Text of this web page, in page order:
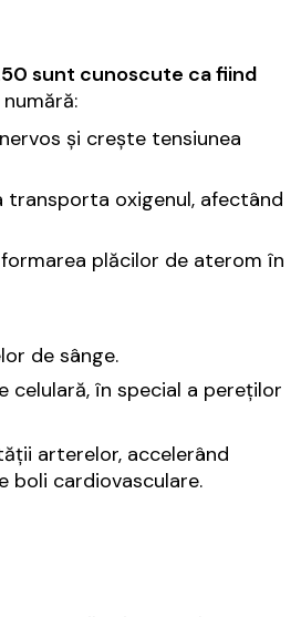
sunt cunoscute ca fiind
și crește tensiunea
transporta oxigenul, afectând
plăcilor de aterom în
de sânge.
celulară, în special a pereților
arterelor, accelerând
boli cardiovasculare.